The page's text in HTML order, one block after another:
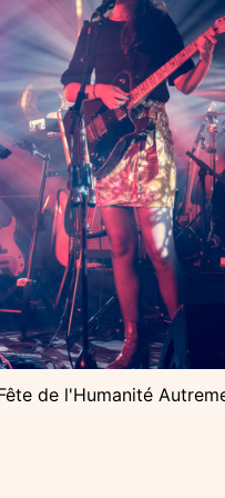
de l'Humanité